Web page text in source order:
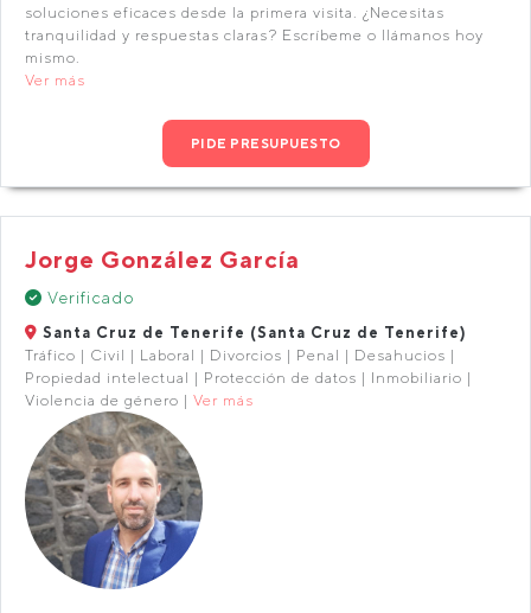
soluciones eficaces desde la primera visita. ¿Necesitas
tranquilidad y respuestas claras? Escríbeme o llámanos hoy
mismo.
Ver más
PIDE PRESUPUESTO
Jorge González García
Verificado
Santa Cruz de Tenerife (Santa Cruz de Tenerife)
Tráfico | Civil | Laboral | Divorcios | Penal | Desahucios |
Propiedad intelectual | Protección de datos | Inmobiliario |
Violencia de género | Ver más